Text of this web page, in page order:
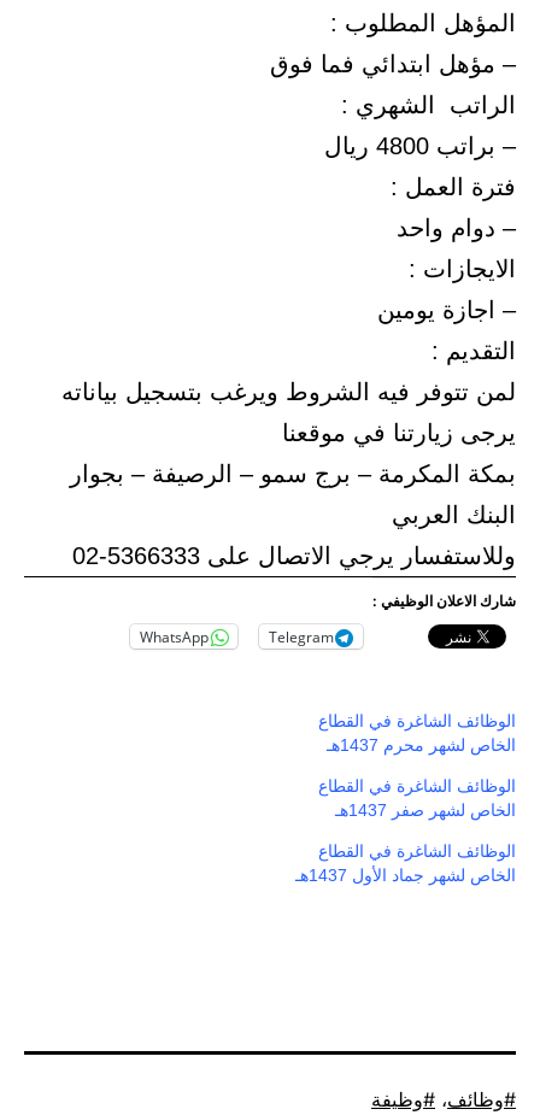
المؤهل المطلوب :
– مؤهل ابتدائي فما فوق
الراتب الشهري :
– براتب 4800 ريال
فترة العمل :
– دوام واحد
الايجازات :
– اجازة يومين
التقديم :
لمن تتوفر فيه الشروط ويرغب بتسجيل بياناته
يرجى زيارتنا في موقعنا
بمكة المكرمة – برج سمو – الرصيفة – بجوار
البنك العربي
وللاستفسار يرجي الاتصال على 5366333-02
شارك الاعلان الوظيفي :
Telegram
WhatsApp
الوظائف الشاغرة في القطاع
الخاص لشهر محرم 1437هـ
الوظائف الشاغرة في القطاع
الخاص لشهر صفر 1437هـ
الوظائف الشاغرة في القطاع
الخاص لشهر جماد الأول 1437هـ
موسوم
وظائف، وظيفة